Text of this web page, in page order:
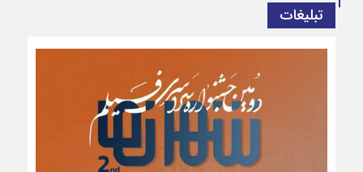
تبلیغات